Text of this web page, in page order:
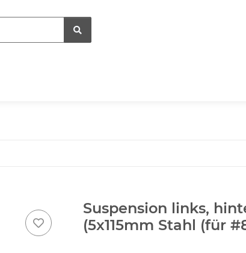
Suspension links,
(5x115mm Stahl (für